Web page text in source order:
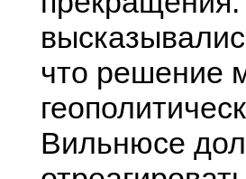
что решение
Вильнюсе